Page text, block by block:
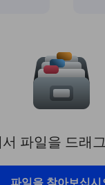
파일을 드래
파일을 찾아보십시